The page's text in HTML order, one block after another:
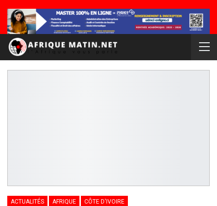
ACTUALITÉS AFRIQUE CÔTE D'IVOIRE